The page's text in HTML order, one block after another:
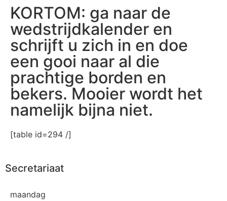
KORTOM: ga naar de
wedstrijdkalender en
schrijft u zich in en doe
een gooi naar al die
prachtige borden en
bekers. Mooier wordt het
namelijk bijna niet.
[table id=294 /]
Secretariaat
maandag